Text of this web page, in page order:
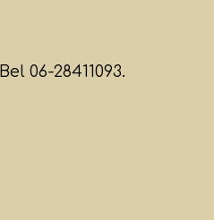
06-28411093.